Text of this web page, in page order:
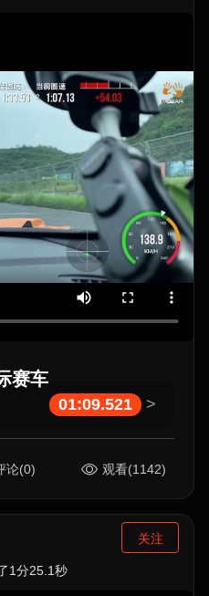
赛车
01:09.521 >
论(0) 观看(1142)
关注
1分25.1秒